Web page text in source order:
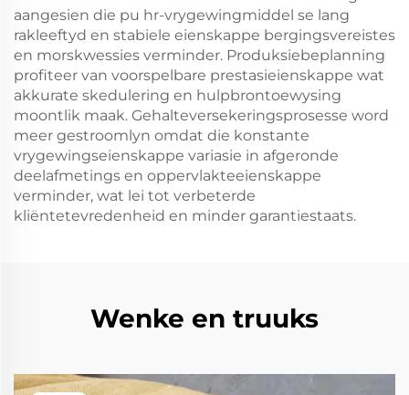
aangesien die pu hr-vrygewingmiddel se lang
rakleeftyd en stabiele eienskappe bergingsvereistes
en morskwessies verminder. Produksiebeplanning
profiteer van voorspelbare prestasieienskappe wat
akkurate skedulering en hulpbrontoewysing
moontlik maak. Gehalteversekeringsprosesse word
meer gestroomlyn omdat die konstante
vrygewingseienskappe variasie in afgeronde
deelafmetings en oppervlakteeienskappe
verminder, wat lei tot verbeterde
kliëntetevredenheid en minder garantiestaats.
Wenke en truuks